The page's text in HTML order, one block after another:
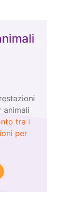
animali
tra i
per